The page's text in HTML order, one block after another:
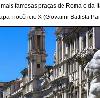
famosas praças de Roma e da
Inocêncio X (Giovanni Battista